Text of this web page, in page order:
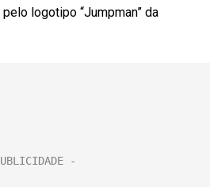
logotipo “Jumpman” da